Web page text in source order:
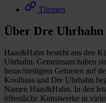
Themen
Über Dre Uhrhahn
Haas&Hahn besteht aus den
Uhrhahn. Gemeinsam haben
benachteiligten Gebieten auf
Koolhaas und Dre Uhrhahn
Namen Haas&Hahn. In den
öffentliche Kunstwerke in